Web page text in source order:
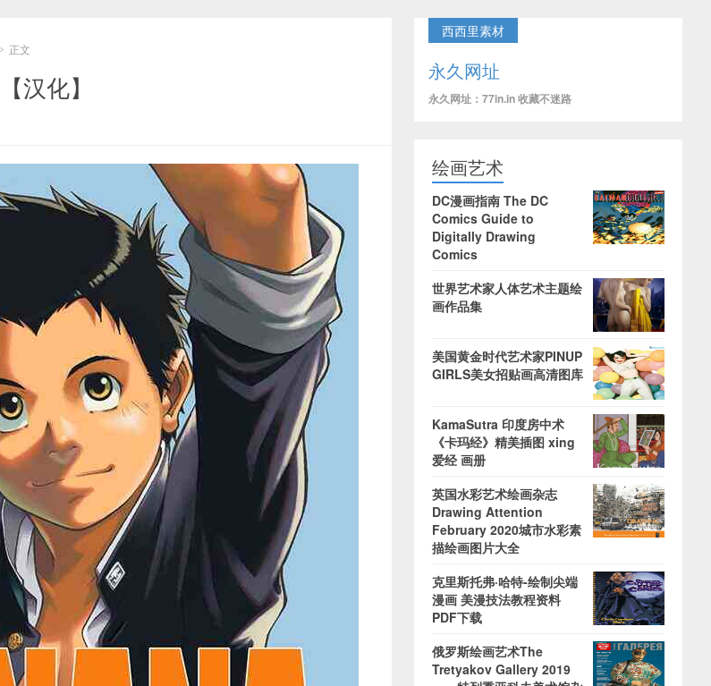
> 正文
汉化】
西西里素材
永久网址
永久网址：77in.in 收藏不迷路
绘画艺术
DC漫画指南 The DC
Comics Guide to
Digitally Drawing
Comics
世界艺术家人体艺术主题绘
画作品集
美国黄金时代艺术家PINUP
GIRLS美女招贴画高清图库
KamaSutra 印度房中术
《卡玛经》精美插图 xing
爱经 画册
英国水彩艺术绘画杂志
Drawing Attention
February 2020城市水彩素
描绘画图片大全
克里斯托弗·哈特-绘制尖端
漫画 美漫技法教程资料
PDF下载
俄罗斯绘画艺术The
Tretyakov Gallery 2019